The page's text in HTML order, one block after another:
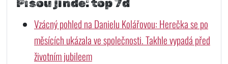
Píšou jinde: top 7d
Vzácný pohled na Danielu Kolářovou: Herečka se po
měsících ukázala ve společnosti. Takhle vypadá před
životním jubileem